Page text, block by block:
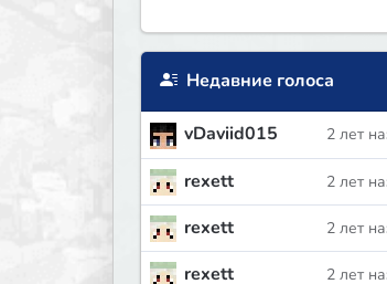
Недавние голоса
vDaviid015 2 лет
rexett 2 лет
rexett 2 лет
rexett 2 лет